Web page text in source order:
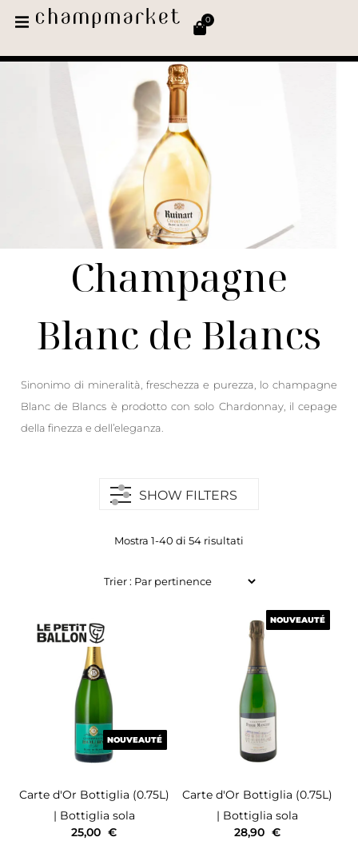
0
Champagne
Blanc de Blancs
Sinonimo di mineralità, freschezza e purezza, lo champagne
Blanc de Blancs è prodotto con solo Chardonnay, il cepage
della finezza e dell’eleganza.
SHOW FILTERS
Mostra 1-40 di 54 risultati
NOUVEAUTÉ
Carte d'Or Bottiglia (0.75L)
| Bottiglia sola
NOUVEAUTÉ
25,00 €
NOUVEAUTÉ
Carte d'Or Bottiglia (0.75L)
| Bottiglia sola
NOUVEAUTÉ
28,90 €